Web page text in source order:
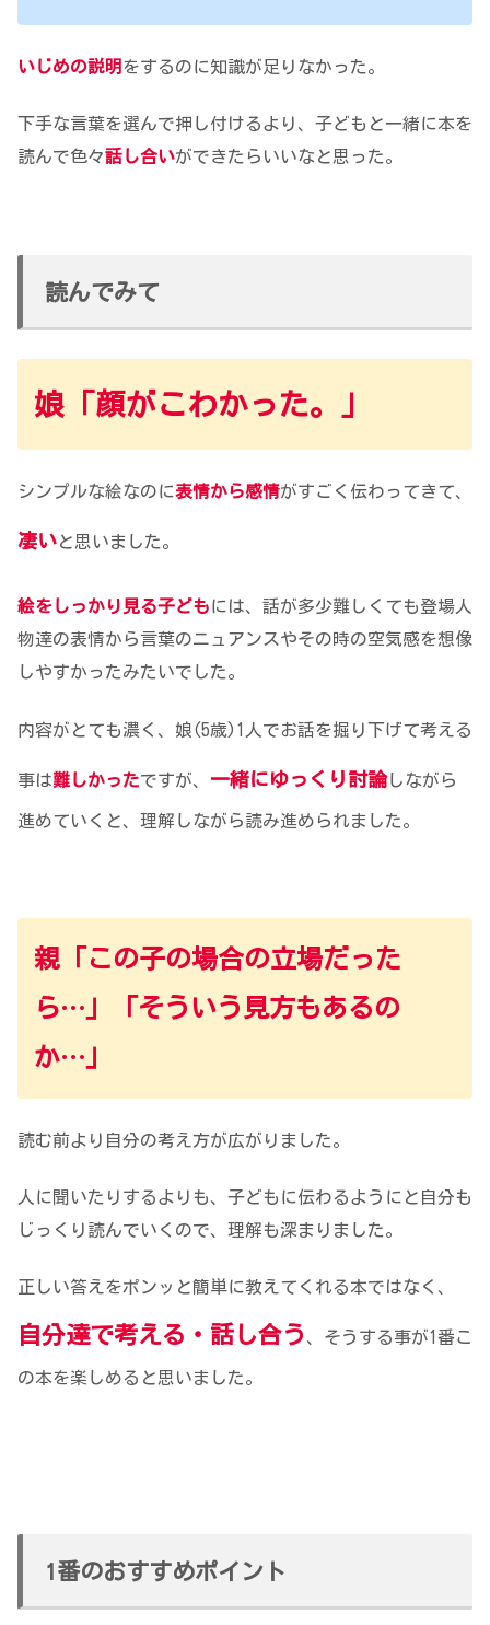
いじめの説明 をするのに知識が足りなかった。
下手な言葉を選んで押し付けるより、子どもと一緒に本を
読んで色々話し合いができたらいいなと思った。
読んでみて
娘「顔がこわかった。」
シンプルな絵なのに表情から感情がすごく伝わってきて、
凄いと思いました。
絵をしっかり見る子どもには、話が多少難しくても登場人
物達の表情から言葉のニュアンスやその時の空気感を想像
しやすかったみたいでした。
内容がとても濃く、娘(5歳)1人でお話を掘り下げて考える
事は難しかったですが、 一緒にゆっくり討論しながら
進めていくと、理解しながら読み進められました。
親「この子の場合の立場だった
ら…」「そういう見方もあるの
か…」
読む前より自分の考え方が広がりました。
人に聞いたりするよりも、子どもに伝わるようにと自分も
じっくり読んでいくので、理解も深まりました。
正しい答えをポンッと簡単に教えてくれる本ではなく、
自分達で考える・話し合う 、そうする事が1番こ
の本を楽しめると思いました。
1番のおすすめポイント